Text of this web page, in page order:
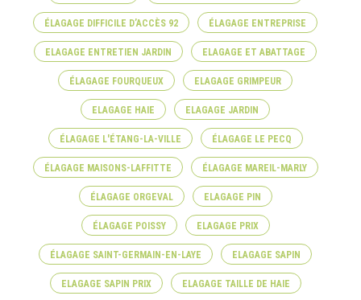
ÉLAGAGE DIFFICILE D’ACCÈS 92 ÉLAGAGE ENTREPRISE
ELAGAGE ENTRETIEN JARDIN ELAGAGE ET ABATTAGE
ÉLAGAGE FOURQUEUX ELAGAGE GRIMPEUR
ELAGAGE HAIE ELAGAGE JARDIN
ÉLAGAGE L'ÉTANG-LA-VILLE ÉLAGAGE LE PECQ
ÉLAGAGE MAISONS-LAFFITTE ÉLAGAGE MAREIL-MARLY
ÉLAGAGE ORGEVAL ELAGAGE PIN
ÉLAGAGE POISSY ELAGAGE PRIX
ÉLAGAGE SAINT-GERMAIN-EN-LAYE ELAGAGE SAPIN
ELAGAGE SAPIN PRIX ELAGAGE TAILLE DE HAIE